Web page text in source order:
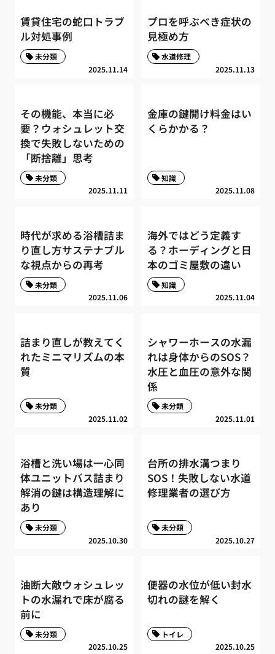
賃貸住宅の蛇口トラブ
ル対処事例
2025.11.14
未分類
プロを呼ぶべき症状の
見極め方
2025.11.13
水道修理
その機能、本当に必
要？ウォシュレット交
換で失敗しないための
「断捨離」思考
2025.11.11
未分類
金庫の鍵開け料金はい
くらかかる？
2025.11.08
知識
時代が求める浴槽詰ま
り直し方サステナブル
な視点からの再考
2025.11.06
未分類
海外ではどう定義す
る？ホーディングと日
本のゴミ屋敷の違い
2025.11.04
知識
詰まり直しが教えてく
れたミニマリズムの本
質
2025.11.02
未分類
シャワーホースの水漏
れは身体からのSOS？
水圧と血圧の意外な関
係
2025.11.01
未分類
浴槽と洗い場は一心同
体ユニットバス詰まり
解消の鍵は構造理解に
あり
2025.10.30
未分類
台所の排水溝つまり
SOS！失敗しない水道
修理業者の選び方
2025.10.27
未分類
油断大敵ウォシュレッ
トの水漏れで床が腐る
前に
2025.10.25
未分類
便器の水位が低い封水
切れの謎を解く
2025.10.25
トイレ